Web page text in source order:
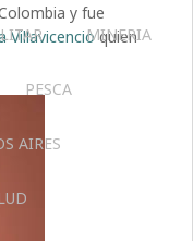
MINERIA
PESCA
AIRES
y fue
Villavicencioquien